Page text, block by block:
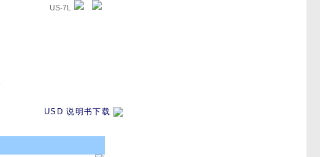
US-7L
USD 说明书下载